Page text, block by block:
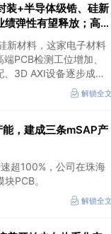
装+半导体级锆、硅新
弹性有望释放；高端
产品从选配变为标
新材料，这家电子材料
PCB检测工位增加、
3D AXI设备逐步成为
解锁全
能，建成三条mSAP产
超100%，公司在珠海
PCB。
解锁全